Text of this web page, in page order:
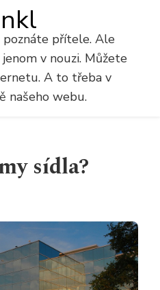
poznáte přítele. Ale
v nouzi. Můžete
A to třeba v
našeho webu.
sídla?